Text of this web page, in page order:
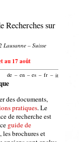
Recherches sur
Lausanne – Suisse
au 17 août
de – en – es – fr – it
des documents,
pratiques. Le
de recherche est
guide de
les brochures et